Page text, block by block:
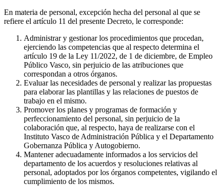
En materia de personal, excepción hecha del personal al que se
refiere el artículo 11 del presente Decreto, le corresponde:
Administrar y gestionar los procedimientos que procedan,
ejerciendo las competencias que al respecto determina el
artículo 19 de la Ley 11/2022, de 1 de diciembre, de Empleo
Público Vasco, sin perjuicio de las atribuciones que
correspondan a otros órganos.
Evaluar las necesidades de personal y realizar las propuestas
para elaborar las plantillas y las relaciones de puestos de
trabajo en el mismo.
Promover los planes y programas de formación y
perfeccionamiento del personal, sin perjuicio de la
colaboración que, al respecto, haya de realizarse con el
Instituto Vasco de Administración Pública y el Departamento
Gobernanza Pública y Autogobierno.
Mantener adecuadamente informados a los servicios del
departamento de los acuerdos y resoluciones relativas al
personal, adoptados por los órganos competentes, vigilando el
cumplimiento de los mismos.